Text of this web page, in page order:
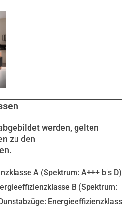
werden, gelten
zu den
A (Spektrum: A+++ bis
B (Spektrum: